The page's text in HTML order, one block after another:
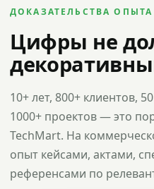
ДОКАЗАТЕЛЬСТВА ОПЫТА
Цифры не
10+ лет, 800+ клиентов,
1000+ проектов — это
TechMart. На
опыт кейсами, актами,
референсами по